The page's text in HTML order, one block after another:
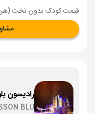
قیمت کودک بدون تخت
رادیسون
BLU